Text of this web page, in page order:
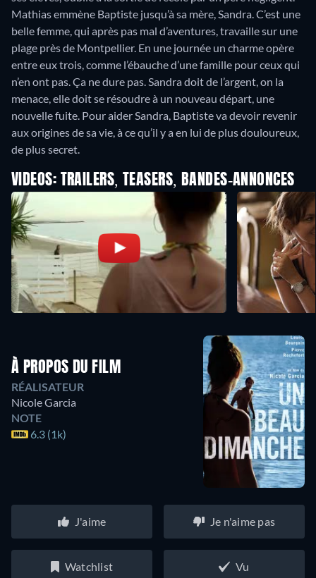
Mathias emmène Baptiste jusqu’à sa mère, Sandra. C’est une
belle femme, qui après pas mal d’aventures, travaille sur une
plage près de Montpellier. En une journée un charme opère
entre eux trois, comme l’ébauche d’une famille pour ceux qui
n’en ont pas. Ça ne dure pas. Sandra doit de l’argent, on la
menace, elle doit se résoudre à un nouveau départ, une
nouvelle fuite. Pour aider Sandra, Baptiste va devoir revenir
aux origines de sa vie, à ce qu’il y a en lui de plus douloureux,
de plus secret.
VIDEOS: TRAILERS, TEASERS, BANDES-ANNONCES
À PROPOS DU FILM
RÉALISATEUR
Nicole Garcia
NOTE
6.3 (1k)
J'aime Je n'aime pas
Watchlist Vu